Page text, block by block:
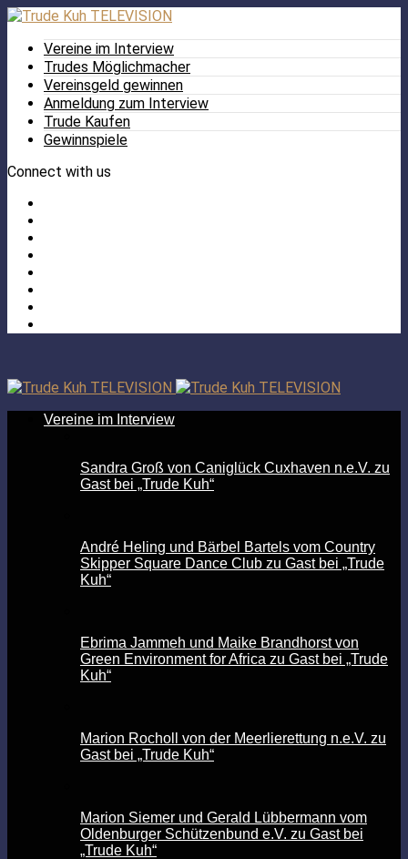
Vereine im Interview
Trudes Möglichmacher
Vereinsgeld gewinnen
Anmeldung zum Interview
Trude Kaufen
Gewinnspiele
Connect with us
Vereine im Interview
Sandra Groß von Caniglück Cuxhaven n.e.V. zu
Gast bei „Trude Kuh“
André Heling und Bärbel Bartels vom Country
Skipper Square Dance Club zu Gast bei „Trude
Kuh“
Ebrima Jammeh und Maike Brandhorst von
Green Environment for Africa zu Gast bei „Trude
Kuh“
Marion Rocholl von der Meerlierettung n.e.V. zu
Gast bei „Trude Kuh“
Marion Siemer und Gerald Lübbermann vom
Oldenburger Schützenbund e.V. zu Gast bei
„Trude Kuh“